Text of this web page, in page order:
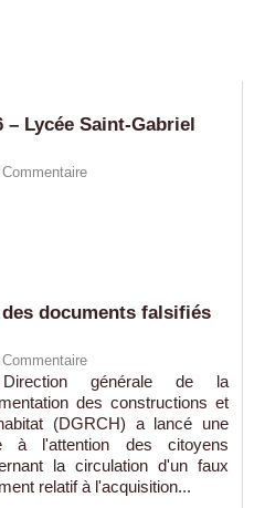
– Lycée Saint-Gabriel
Commentaire
documents falsifiés
Commentaire
générale de la
des constructions et
(DGRCH) a lancé une
à l'attention des citoyens
la circulation d'un faux
relatif à l'acquisition...